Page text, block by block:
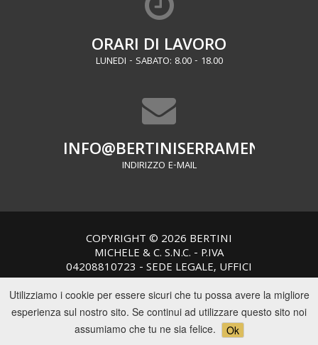
Utilizziamo i cookie per essere sicuri che tu possa avere la migliore
esperienza sul nostro sito. Se continui ad utilizzare questo sito noi
assumiamo che tu ne sia felice.
Ok
ORARI DI LAVORO
LUNEDI - SABATO: 8.00 - 18.00
INFO@BERTINISERRAMENTI.IT
INDIRIZZO E-MAIL
COPYRIGHT © 2026 BERTINI
MICHELE & C. S.N.C. - P.IVA
04208810723 - SEDE LEGALE, UFFICI
E PRODUZIONE: VIA MICHELE
MUMMOLO N.C., TRAVERSA VIA
CUCURRUZZOLO - 70017
PUTIGNANO (BA)